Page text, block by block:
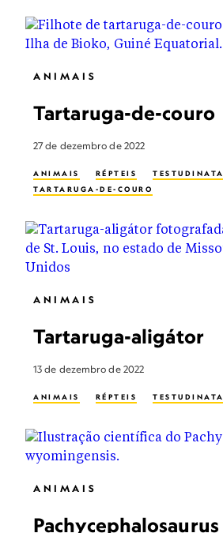
ANIMAIS
Tartaruga-de-couro
27 de dezembro de 2022
ANIMAIS RÉPTEIS
TESTUDINATA
TARTARUGA-DE-COURO
ANIMAIS
Tartaruga-aligátor
13 de dezembro de 2022
ANIMAIS RÉPTEIS TESTUDINATA
ANIMAIS
Pachycephalosaurus